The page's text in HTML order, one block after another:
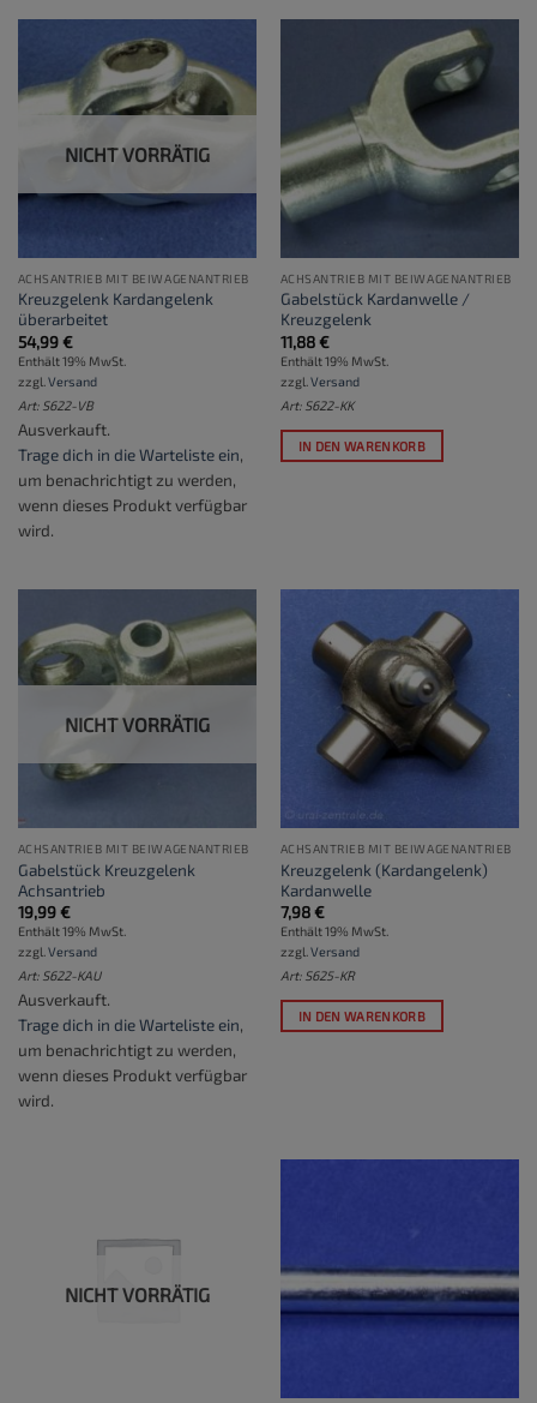
NICHT VORRÄTIG
ACHSANTRIEB MIT BEIWAGENANTRIEB
Kreuzgelenk Kardangelenk
überarbeitet
54,99€
Enthält 19% MwSt.
zzgl. Versand
Art: S622-VB
Ausverkauft.
Trage dich in die Warteliste ein,
um benachrichtigt zu werden,
wenn dieses Produkt verfügbar
wird.
ACHSANTRIEB MIT BEIWAGENANTRIEB
Gabelstück Kardanwelle /
Kreuzgelenk
11,88€
Enthält 19% MwSt.
zzgl. Versand
Art: S622-KK
IN DEN WARENKORB
NICHT VORRÄTIG
ACHSANTRIEB MIT BEIWAGENANTRIEB
Gabelstück Kreuzgelenk
Achsantrieb
19,99€
Enthält 19% MwSt.
zzgl. Versand
Art: S622-KAU
Ausverkauft.
Trage dich in die Warteliste ein,
um benachrichtigt zu werden,
wenn dieses Produkt verfügbar
wird.
ACHSANTRIEB MIT BEIWAGENANTRIEB
Kreuzgelenk (Kardangelenk)
Kardanwelle
7,98€
Enthält 19% MwSt.
zzgl. Versand
Art: S625-KR
IN DEN WARENKORB
NICHT VORRÄTIG